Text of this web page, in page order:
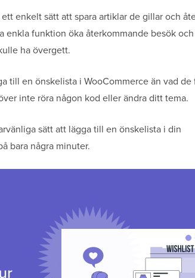
enkelt sätt att spara artiklar de gillar och
enkla funktion öka återkommande besök
ha övergett.
till en önskelista i WooCommerce än vad de
inte röra någon kod eller ändra ditt tema.
sätt att lägga till en önskelista i din
bara några minuter.